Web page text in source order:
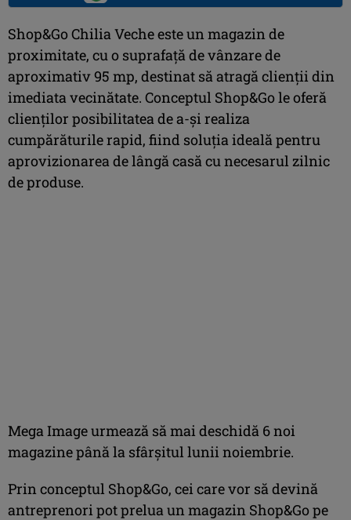
Shop&Go Chilia Veche este un magazin de
proximitate, cu o suprafaţă de vânzare de
aproximativ 95 mp, destinat să atragă clienţii din
imediata vecinătate. Conceptul Shop&Go le oferă
clienţilor posibilitatea de a-şi realiza
cumpărăturile rapid, fiind soluţia ideală pentru
aprovizionarea de lângă casă cu necesarul zilnic
de produse.
Mega Image urmează să mai deschidă 6 noi
magazine până la sfârşitul lunii noiembrie.
Prin conceptul Shop&Go, cei care vor să devină
antreprenori pot prelua un magazin Shop&Go pe